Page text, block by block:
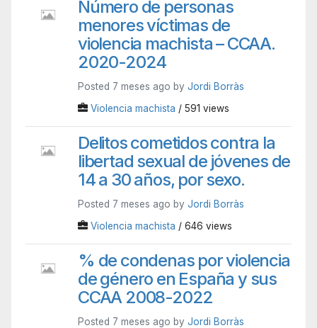
Número de personas
menores víctimas de
violencia machista – CCAA.
2020-2024
Posted 7 meses ago by Jordi Borràs
Violencia machista / 591 views
Delitos cometidos contra la
libertad sexual de jóvenes de
14 a 30 años, por sexo.
Posted 7 meses ago by Jordi Borràs
Violencia machista / 646 views
% de condenas por violencia
de género en España y sus
CCAA 2008-2022
Posted 7 meses ago by Jordi Borràs